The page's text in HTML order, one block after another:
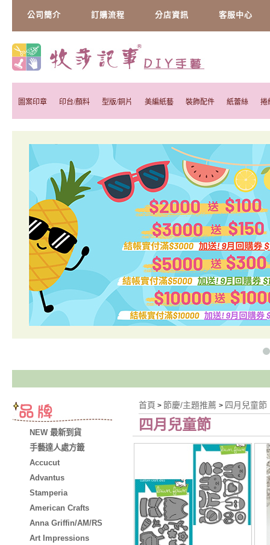
公司簡介 訂購流程 分店資訊 客服中心
圖案印章 印台/顏料 型版/銅片 美編紙藝 裝飾配件 紙蕾絲 捲
NEW 最新到貨
手藝達人處方籤
Accucut
Advantus
Stamperia
American Crafts
Anna Griffin/AM/RS
Art Impressions
首頁 > 節慶/主題推薦 > 四月兒童節
四月兒童節